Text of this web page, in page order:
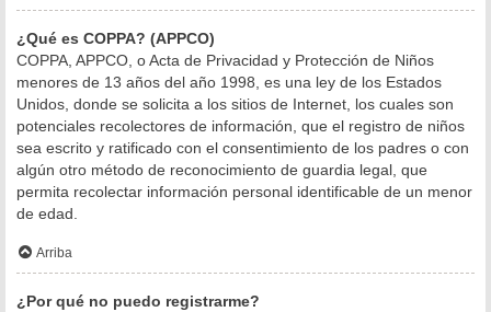
¿Qué es COPPA? (APPCO)
COPPA, APPCO, o Acta de Privacidad y Protección de Niños
menores de 13 años del año 1998, es una ley de los Estados
Unidos, donde se solicita a los sitios de Internet, los cuales son
potenciales recolectores de información, que el registro de niños
sea escrito y ratificado con el consentimiento de los padres o con
algún otro método de reconocimiento de guardia legal, que
permita recolectar información personal identificable de un menor
de edad.
Arriba
¿Por qué no puedo registrarme?